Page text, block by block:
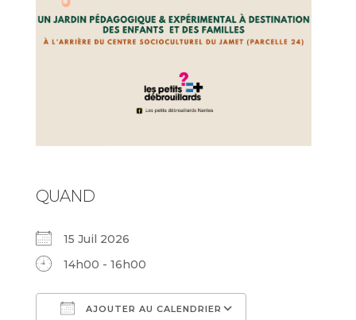
QUAND
15 Juil 2026
14h00 - 16h00
AJOUTER AU CALENDRIER